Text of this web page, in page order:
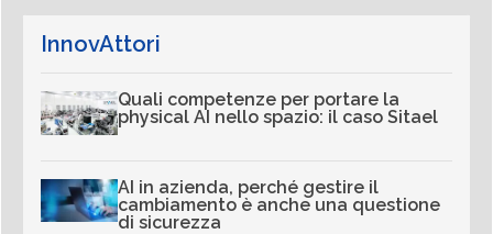
InnovAttori
Quali competenze per portare la
physical AI nello spazio: il caso Sitael
AI in azienda, perché gestire il
cambiamento è anche una questione
di sicurezza